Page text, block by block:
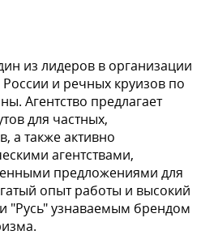
из лидеров в организации
и речных круизов по
Агентство предлагает
для частных,
а также активно
агентствами,
предложениями для
опыт работы и высокий
"Русь" узнаваемым брендом